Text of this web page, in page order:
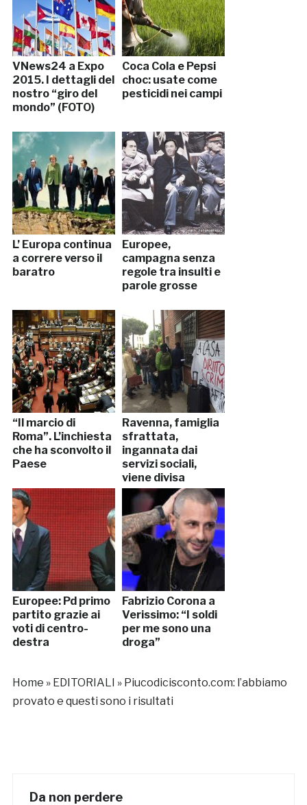
VNews24 a Expo
2015. I dettagli del
nostro “giro del
mondo” (FOTO)
Coca Cola e Pepsi
choc: usate come
pesticidi nei campi
L’ Europa continua
a correre verso il
baratro
Europee,
campagna senza
regole tra insulti e
parole grosse
“Il marcio di
Roma”. L’inchiesta
che ha sconvolto il
Paese
Ravenna, famiglia
sfrattata,
ingannata dai
servizi sociali,
viene divisa
Europee: Pd primo
partito grazie ai
voti di centro-
destra
Fabrizio Corona a
Verissimo: “I soldi
per me sono una
droga”
Home » EDITORIALI » Piucodicisconto.com: l’abbiamo
provato e questi sono i risultati
Da non perdere